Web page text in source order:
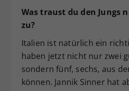
Was traust du den Jungs
zu?
Italien ist natürlich ein
haben jetzt nicht nur zwei
sondern fünf, sechs, aus
können. Jannik Sinner hat